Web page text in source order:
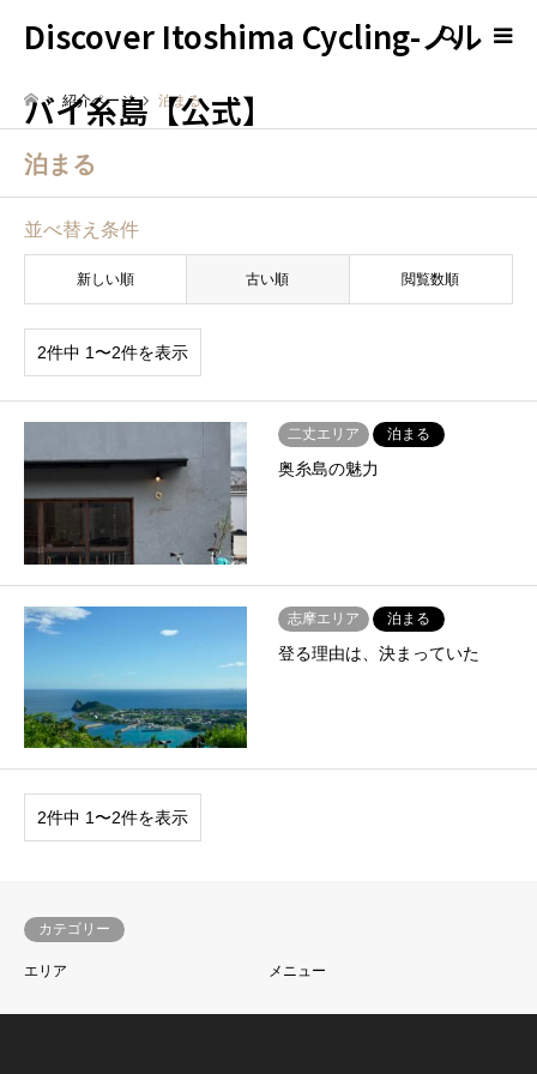
Discover Itoshima Cycling-ノル
バイ糸島【公式】
検索
紹介ページ 泊まる
泊まる
並べ替え条件
新しい順 古い順 閲覧数順
2件中 1〜2件を表示
二丈エリア 泊まる
奥糸島の魅力
志摩エリア 泊まる
登る理由は、決まっていた
2件中 1〜2件を表示
カテゴリー
エリア メニュー